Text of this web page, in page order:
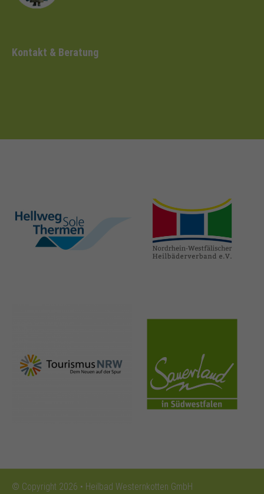
Kontakt & Beratung
hellweg-sole-
thermen.de
heilbaeder.de
nrw-
tourismus.de
sauerland.co
m
© Copyright 2026 • Heilbad Westernkotten GmbH